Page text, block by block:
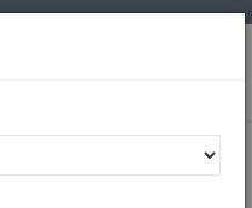
Broj 4/26